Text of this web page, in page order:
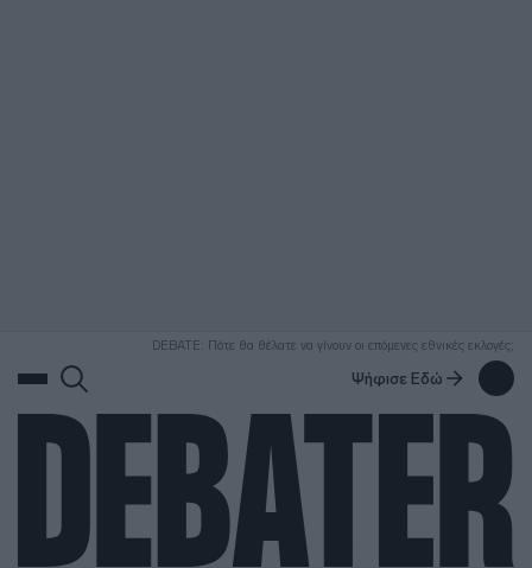
DEBATE: Πότε θα θέλατε να γίνουν οι επόμενες εθνικές εκλογές;
Ψήφισε Εδώ